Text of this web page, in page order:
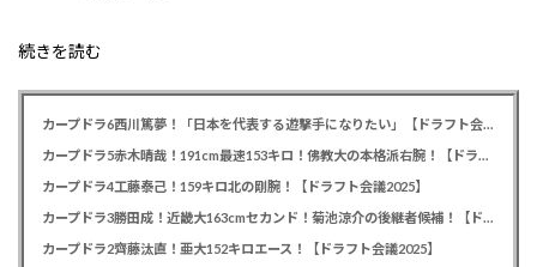
続きを読む
カープドラ6西川篤夢！「日本を代表する遊撃手になりたい」【ドラフト会議2025】
カープドラ5赤木晴哉！191cm最速153キロ！佛教大の本格派右腕！【ドラフト会議2025】
カープドラ4工藤泰己！159キロ北の剛腕！【ドラフト会議2025】
カープドラ3勝田成！近畿大163cmセカンド！菊池涼介の後継者候補！【ドラフト会議2025】
カープドラ2齊藤汰直！亜大152キロエース！【ドラフト会議2025】